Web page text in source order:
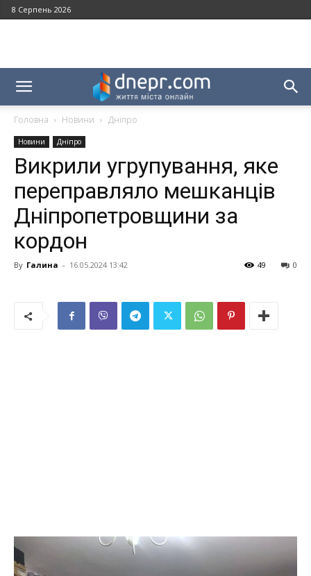
8 Серпень 2026
Головна Новини Дніпро
Новини Дніпро
Викрили угрупування, яке
переправляло мешканців
Дніпропетровщини за
кордон
By Галина - 16.05.2024 13:42 0
49